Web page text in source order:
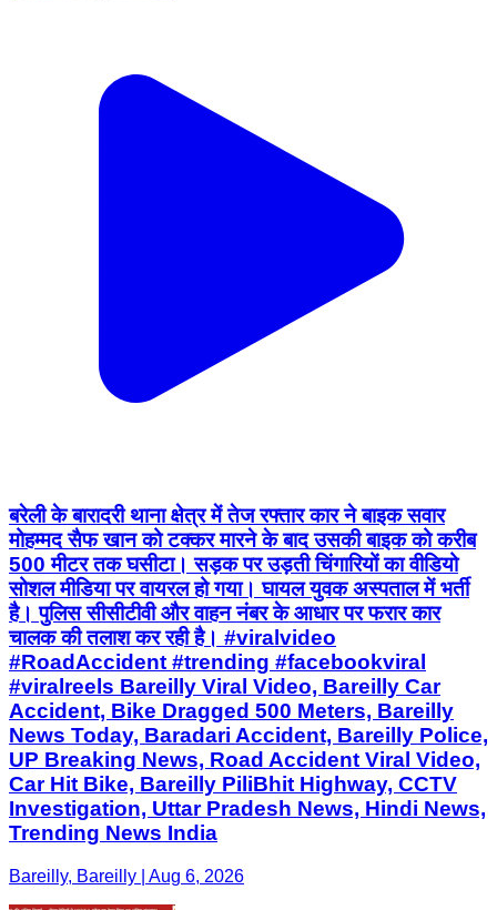
बरेली के बारादरी थाना क्षेत्र में तेज रफ्तार कार ने बाइक सवार
मोहम्मद सैफ खान को टक्कर मारने के बाद उसकी बाइक को करीब
500 मीटर तक घसीटा। सड़क पर उड़ती चिंगारियों का वीडियो
सोशल मीडिया पर वायरल हो गया। घायल युवक अस्पताल में भर्ती
है। पुलिस सीसीटीवी और वाहन नंबर के आधार पर फरार कार
चालक की तलाश कर रही है। #viralvideo
#RoadAccident #trending #facebookviral
#viralreels Bareilly Viral Video, Bareilly Car
Accident, Bike Dragged 500 Meters, Bareilly
News Today, Baradari Accident, Bareilly Police,
UP Breaking News, Road Accident Viral Video,
Car Hit Bike, Bareilly PiliBhit Highway, CCTV
Investigation, Uttar Pradesh News, Hindi News,
Trending News India
Bareilly, Bareilly | Aug 6, 2026